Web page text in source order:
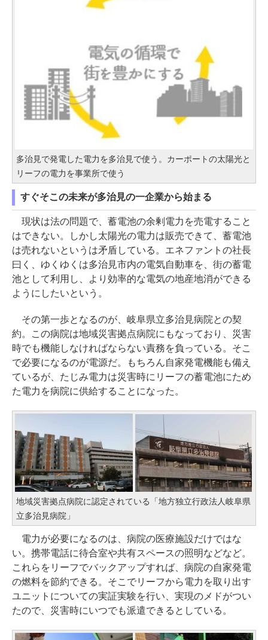
多治見で発電した電力を多治見で使う。カーポートの太陽光と
リーフの電力を事業所で使う
すぐそこの未来が多治見の一企業から始まる
現状は法の問題で、蓄電池の余剰電力を売電すること
はできない。しかし太陽光の電力は販売できて、蓄電池
は売れないというは矛盾している。エネファントの社長
曰く、ゆくゆくは多治見市内の電気自動車を、街の蓄電
池として利用し、より効率的な電気の地産地消ができる
ようにしたいという。
その第一歩となるのが、岐阜県立多治見病院との契
約。この病院は地域災害拠点病院にもなっており、災害
時でも機能しなければならない責務を負っている。そこ
で必要になるのが電源だ。もちろん自家発電機能も備え
ているが、たじみ電力は災害時にリーフの蓄電池にため
た電力を病院に供給することになった。
地域災害拠点病院に認定されている「地方独立行政法人岐阜県
立多治見病院」
電力が必要になるのは、病院の医療施設だけではな
い。携帯電話に待合室や共有スペースの照明などなど。
これらをリーフでバックアップすれば、病院の自家発電
の燃料を節約できる。そこでリーフから電力を取り出す
ユニットについての実証実験を行い、実現のメドがつい
たので、災害時にいつでも派遣できるとしている。